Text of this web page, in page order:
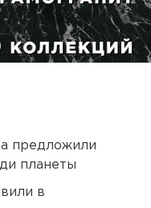
предложили
планеты
в